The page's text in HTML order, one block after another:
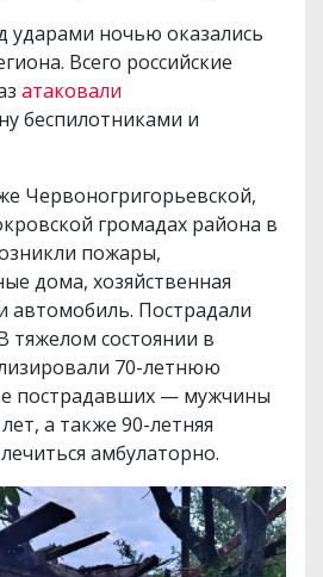
ударами ночью оказались
Всего российские
атаковали
беспилотниками и
Червоногригорьевской,
громадах района в
пожары,
дома, хозяйственная
автомобиль. Пострадали
тяжелом состоянии в
70-летнюю
пострадавших — мужчины
а также 90-летняя
амбулаторно.